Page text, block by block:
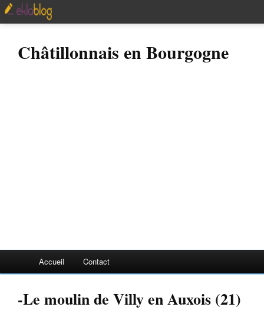
Châtillonnais en Bourgogne
Accueil Contact
-Le moulin de Villy en Auxois (21)